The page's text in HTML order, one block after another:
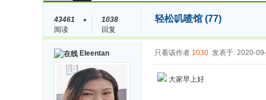
43461
阅读
1038
回复
轻松叽喳馆 (77)
Eleentan 只看该作者 1030 发表于: 2020-
大家早上好